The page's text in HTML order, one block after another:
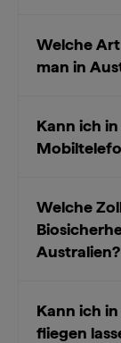
Welche
man in
Kann ich
Welche
Australien?
Kann ich
fliegen